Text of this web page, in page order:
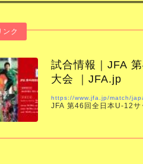
試合情報｜JFA
大会 ｜JFA.jp
https://www.jfa.jp/match/
JFA 第46回全日本U-12サ